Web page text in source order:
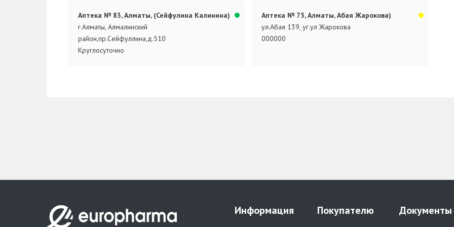
Аптека № 83, Алматы, (Сейфулина Калинина)
г.Алматы, Алмалинский
район,пр.Сейфуллина,д.510
Круглосуточно
Аптека № 75, Алматы, Абая Жарокова)
ул.Абая 139, уг.ул Жарокова
000000
Информация Покупателю Документы